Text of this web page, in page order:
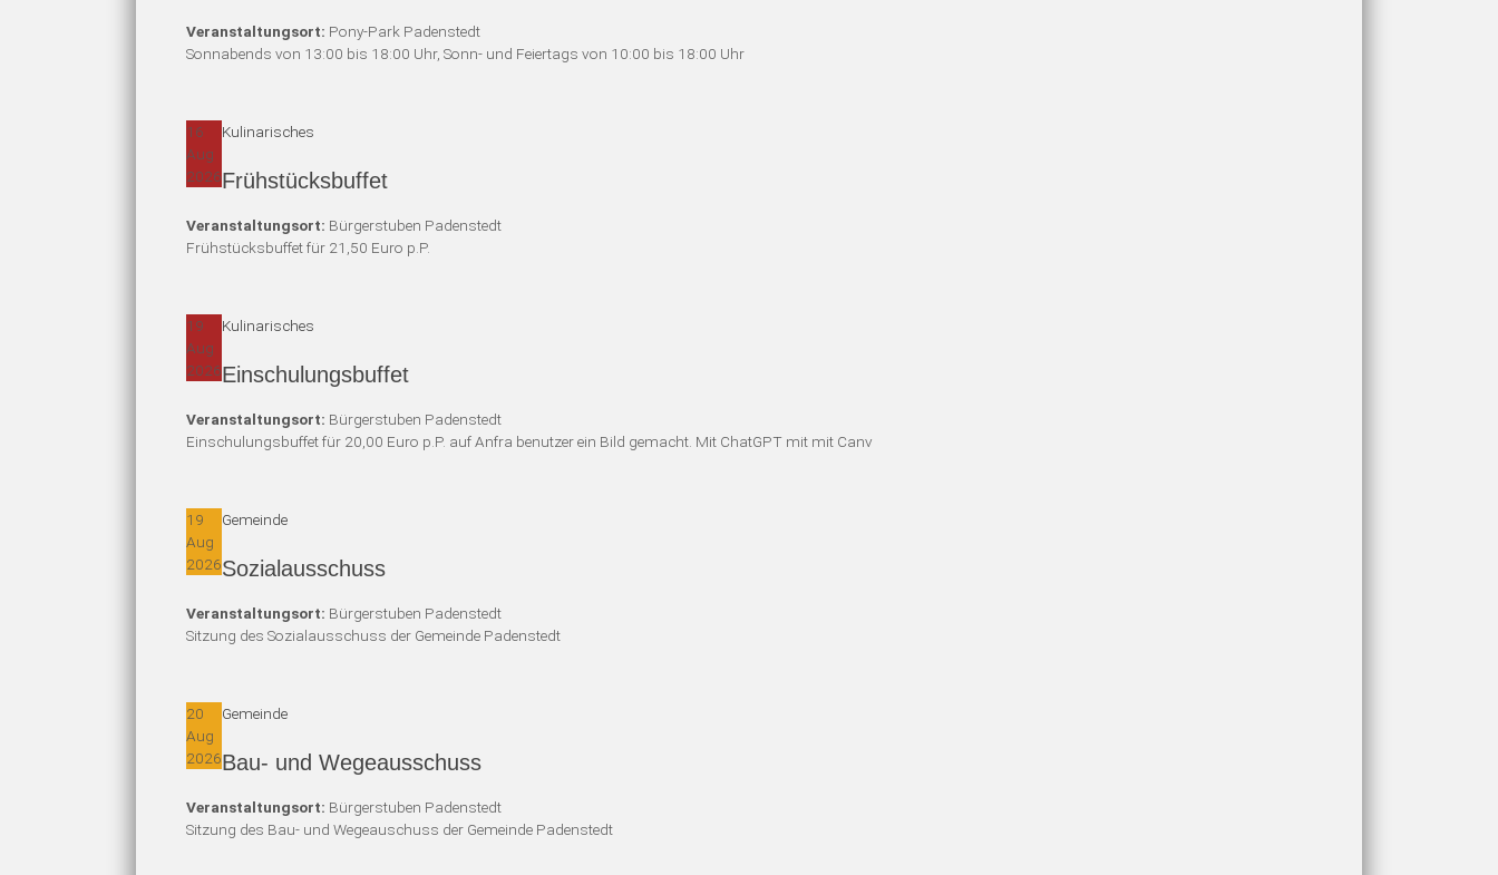
Veranstaltungsort: Pony-Park Padenstedt
Sonnabends von 13:00 bis 18:00 Uhr, Sonn- und Feiertags von 10:00 bis 18:00 Uhr
16
Aug
2026
Kulinarisches
Frühstücksbuffet
Veranstaltungsort: Bürgerstuben Padenstedt
Frühstücksbuffet für 21,50 Euro p.P.
19
Aug
2026
Kulinarisches
Einschulungsbuffet
Veranstaltungsort: Bürgerstuben Padenstedt
Einschulungsbuffet für 20,00 Euro p.P. auf Anfra benutzer ein Bild gemacht. Mit ChatGPT mit mit Canv
19
Aug
2026
Gemeinde
Sozialausschuss
Veranstaltungsort: Bürgerstuben Padenstedt
Sitzung des Sozialausschuss der Gemeinde Padenstedt
20
Aug
2026
Gemeinde
Bau- und Wegeausschuss
Veranstaltungsort: Bürgerstuben Padenstedt
Sitzung des Bau- und Wegeauschuss der Gemeinde Padenstedt